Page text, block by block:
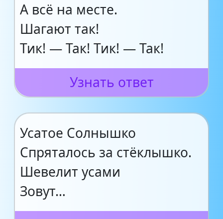
А всё на месте.
Шагают так!
Тик! — Так! Тик! — Так!
Узнать ответ
Усатое Солнышко
Спряталось за стёклышко.
Шевелит усами
Зовут…